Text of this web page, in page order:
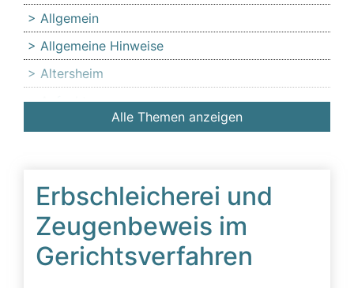
Erbschleicherei und
Zeugenbeweis im
Gerichtsverfahren
Allgemein
Allgemeine Hinweise
Altersheim
Anfechtung
Angehörige
Äußerer Tatbestand: Diffamierung von
Familienmitgliedern
Beeinflussung
Beeinflussung – unzulässig
Alle Themen anzeigen